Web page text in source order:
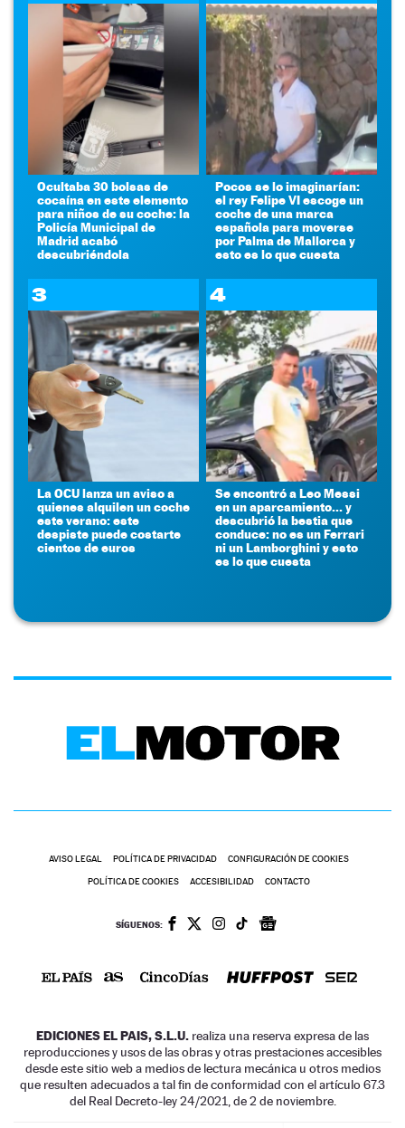
Ocultaba 30 bolsas de
cocaína en este elemento
para niños de su coche: la
Policía Municipal de
Madrid acabó
descubriéndola
Pocos se lo imaginarían:
el rey Felipe VI escoge un
coche de una marca
española para moverse
por Palma de Mallorca y
esto es lo que cuesta
3
La OCU lanza un aviso a
quienes alquilen un coche
este verano: este
despiste puede costarte
cientos de euros
4
Se encontró a Leo Messi
en un aparcamiento... y
descubrió la bestia que
conduce: no es un Ferrari
ni un Lamborghini y esto
es lo que cuesta
AVISO LEGAL POLÍTICA DE PRIVACIDAD CONFIGURACIÓN DE COOKIES
POLÍTICA DE COOKIES ACCESIBILIDAD CONTACTO
SÍGUENOS:
EDICIONES EL PAIS, S.L.U. realiza una reserva expresa de las
reproducciones y usos de las obras y otras prestaciones accesibles
desde este sitio web a medios de lectura mecánica u otros medios
que resulten adecuados a tal fin de conformidad con el artículo 67.3
del Real Decreto-ley 24/2021, de 2 de noviembre.